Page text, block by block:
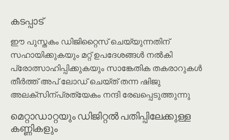
കടപ്പാട്
ഈ പുസ്തകം ഡിജിറ്റൈസ് ചെയ്യുന്നതിന്
സഹായിക്കുകയും മറ്റ് ഉപദേശങ്ങൾ നൽകി
പ്രോത്സാഹിപ്പിക്കുകയും സാങ്കേതിക തകരാറുകള്‍
തീര്‍ത്ത് അപ് ലോഡ് ചെയ്ത് തന്ന ഷിജു
അലക്സിന്പ്രത്യേകം നന്ദി രേഖപ്പെടുത്തുന്നു
മെറ്റാഡാറ്റയും ഡിജിറ്റൽ പതിപ്പിലേക്കുള്ള
കണ്ണികളും